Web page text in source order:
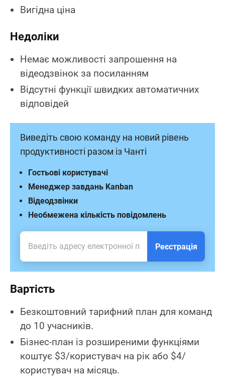
Вигідна ціна
Недоліки
Немає можливості запрошення на
відеодзвінок за посиланням
Відсутні функції швидких автоматичних
відповідей
Виведіть свою команду на новий рівень
продуктивності разом із Чанті
Необмежена кількість повідомлень
Відеодзвінки
Менеджер завдань Kanban
Гостьові користувачі
Реєстрація
Вартість
Безкоштовний тарифний план для команд
до 10 учасників.
Бізнес-план із розширеними функціями
коштує $3/користувач на рік або $4/
користувач на місяць.